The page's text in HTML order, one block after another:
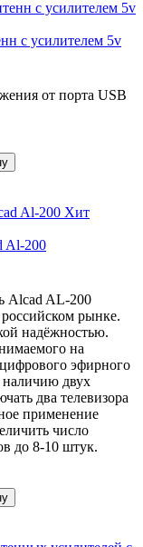
с усилителем 5v
от порта USB
Хит
Al-200
Alcad AL-200
рынке.
надёжностью.
на
эфирного
наличию двух
два телевизора
применение
число
до 8-10 штук.